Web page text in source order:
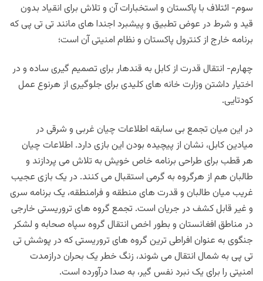
سوم- ائتلاف با پاکستان و استخبارات آن و تلاش برای انقیاد بدون
قید و شرط در عوض تطبیق و پیشبرد اجندا های مانند تی تی پی که
برنامه خارج از کنترول پاکستان و نظام امنیتی آن است؛
چهارم- انتقال قدرت از کابل به قندهار برای تصمیم گیری ساده و در
اختیار داشتن وزارت خانه های کلیدی برای جلوگیری از هرنوع عمل
کودتایی.
در این میان تجمع بی سابقه اطلاعات چیان غربی و شرقی در
میادین کابل، نشان از پیچیده بودن این بازی دارد. اطلاعات چیان
هر قطب برای طراحی برنامه خاص خویش به تلاش می پردازند و
طالبان هم از هرگروه به گرمی استقبال می کنند. در یک بازی عجیب
غریب میان طالبان و قدرت های منطقه و فرامنطقه، یک برنامه سری
و غیر قابل کشف در جریان است. تجمع گروه های تروریستی خارجی
در مناطق افغانستان و بطور اخص انتقال گروه سپاه صحابه و لشکر
جنگوی به عنوان افراطی ترین گروه های تروریستی که در پوشش تی
تی پی به شمال انتقال می شوند، زنگ خطر یک بحران درازمدت
امنیتی را برای یک نبرد نفس گیر، به صدا درآورده است.